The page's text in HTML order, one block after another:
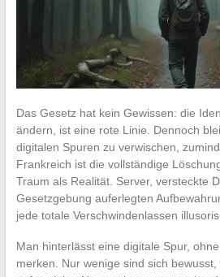
Das Gesetz hat kein Gewissen: die
ändern, ist eine rote Linie. Dennoch
digitalen Spuren zu verwischen,
Frankreich ist die vollständige
Traum als Realität. Server, versteckte
Gesetzgebung auferlegten
jede totale Verschwindenlassen
Man hinterlässt eine digitale Spur,
merken. Nur wenige sind sich